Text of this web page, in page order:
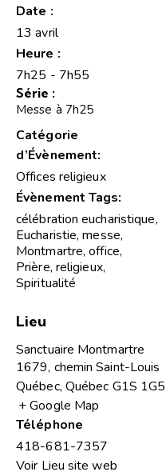
Date :
13 avril
Heure :
7h25 - 7h55
Série :
Messe à 7h25
Catégorie
d’Évènement:
Offices religieux
Évènement Tags:
célébration eucharistique,
Eucharistie,messe,
Montmartre,office,
Prière, religieux,
Spiritualité
Lieu
Sanctuaire Montmartre
1679, chemin Saint-Louis
Québec, Québec G1S 1G5
+ Google Map
Téléphone
418-681-7357
Voir Lieu site web